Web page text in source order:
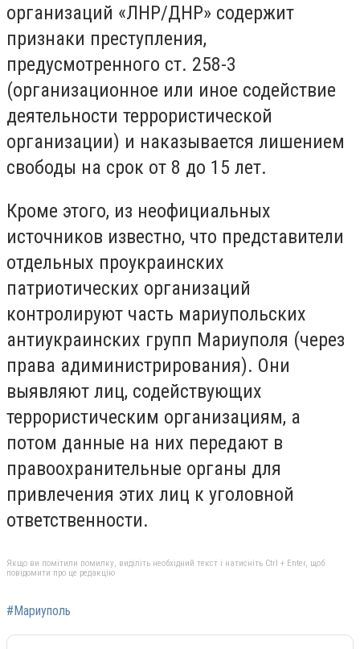
организаций «ЛНР/ДНР» содержит
признаки преступления,
предусмотренного ст. 258-3
(организационное или иное содействие
деятельности террористической
организации) и наказывается лишением
свободы на срок от 8 до 15 лет.
Кроме этого, из неофициальных
источников известно, что представители
отдельных проукраинских
патриотических организаций
контролируют часть мариупольских
антиукраинских групп Мариуполя (через
права адиминистрирования). Они
выявляют лиц, содействующих
террористическим организациям, а
потом данные на них передают в
правоохранительные органы для
привлечения этих лиц к уголовной
ответственности.
Якщо ви помітили помилку, виділіть необхідний текст і натисніть Ctrl + Enter, щоб
повідомити про це редакцію
#Мариуполь